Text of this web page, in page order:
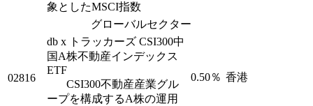
象としたMSCI指数
グローバルセクター
02816
db x トラッカーズ CSI300中
国A株不動産インデックス
ETF
CSI300不動産産業グル
ープを構成するA株の運用
0.50％ 香港